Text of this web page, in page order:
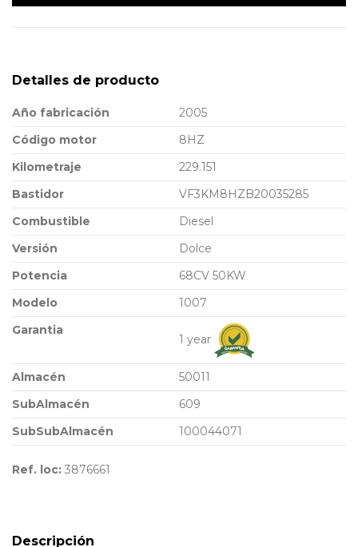
Detalles de producto
Año fabricación
2005
Código motor
8HZ
Kilometraje
229.151
Bastidor
VF3KM8HZB20035285
Combustible
Diesel
Versión
Dolce
Potencia
68CV 50KW
Modelo
1007
Garantia
1 year
Almacén
50011
SubAlmacén
609
SubSubAlmacén
100044071
Ref. loc: 3876661
Descripción